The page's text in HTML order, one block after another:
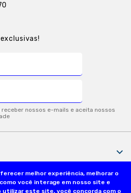
melhor experiência, melhorar o
você interage em nosso site e
utilizar este site, você concorda com o